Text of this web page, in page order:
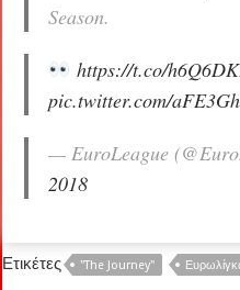
Season.
https://t.co/
pic.twitter.com/
— EuroLeague
2018
Ετικέτες "The Journey"